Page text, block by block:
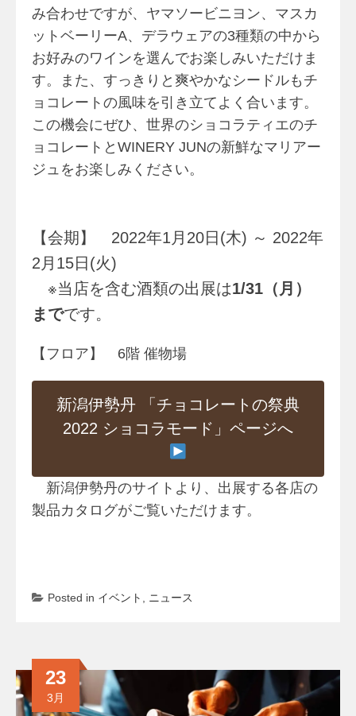
み合わせですが、ヤマソービニヨン、マスカ
ットベーリーA、デラウェアの3種類の中から
お好みのワインを選んでお楽しみいただけま
す。また、すっきりと爽やかなシードルもチ
ョコレートの風味を引き立てよく合います。
この機会にぜひ、世界のショコラティエのチ
ョコレートとWINERY JUNの新鮮なマリアー
ジュをお楽しみください。
【会期】 2022年1月20日(木) ～ 2022年
2月15日(火)
※当店を含む酒類の出展は1/31（月）
までです。
【フロア】 6階 催物場
新潟伊勢丹 「チョコレートの祭典
2022 ショコラモード」ページへ
新潟伊勢丹のサイトより、出展する各店の
製品カタログがご覧いただけます。
Posted in イベント ニュース
23
3月